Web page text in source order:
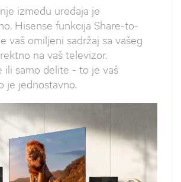
između uređaja je
Hisense funkcija Share-to-
vaš omiljeni sadržaj sa vašeg
na vaš televizor.
ili samo delite - to je vaš
je jednostavno.